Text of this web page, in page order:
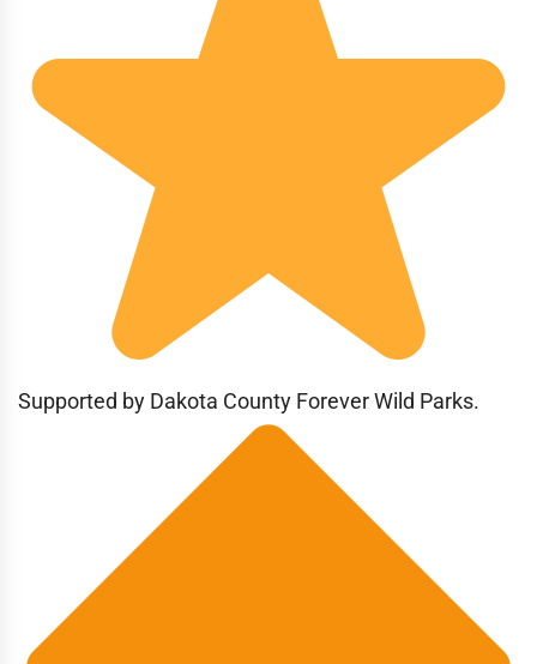
Supported by Dakota County Forever Wild Parks.